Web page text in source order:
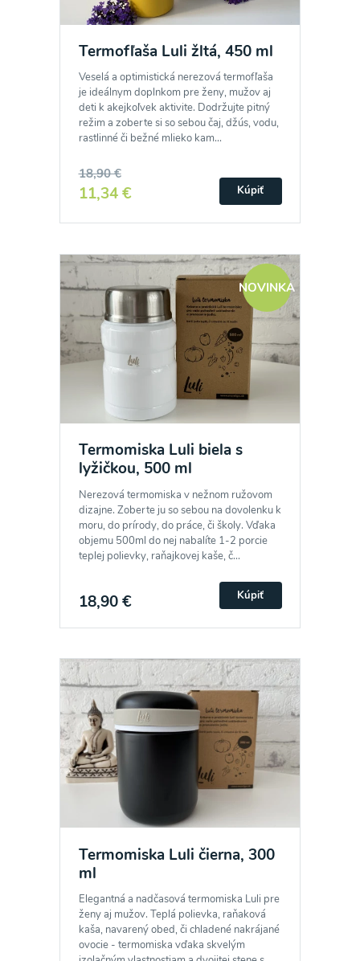
Termofľaša Luli žltá, 450 ml
Veselá a optimistická nerezová termofľaša
je ideálnym doplnkom pre ženy, mužov aj
deti k akejkoľvek aktivite. Dodržujte pitný
režim a zoberte si so sebou čaj, džús, vodu,
rastlinné či bežné mlieko kam...
18,90 €
11,34 € Kúpiť
NOVINKA
Termomiska Luli biela s
lyžičkou, 500 ml
Nerezová termomiska v nežnom ružovom
dizajne. Zoberte ju so sebou na dovolenku k
moru, do prírody, do práce, či školy. Vďaka
objemu 500ml do nej nabalíte 1-2 porcie
teplej polievky, raňajkovej kaše, č...
18,90 € Kúpiť
Termomiska Luli čierna, 300
ml
Elegantná a nadčasová termomiska Luli pre
ženy aj mužov. Teplá polievka, raňaková
kaša, navarený obed, či chladené nakrájané
ovocie - termomiska vďaka skvelým